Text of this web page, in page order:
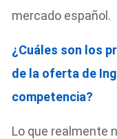
mercado español.
¿Cuáles son los
de la oferta de
competencia?
Lo que realmente